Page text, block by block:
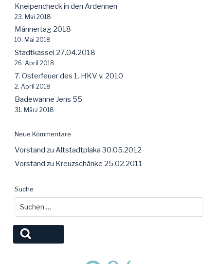
Kneipencheck in den Ardennen
23. Mai 2018
Männertag 2018
10. Mai 2018
Stadtkassel 27.04.2018
26. April 2018
7. Osterfeuer des 1. HKV v. 2010
2. April 2018
Badewanne Jens 55
31. März 2018
Neue Kommentare
Vorstand zu Altstadtplaka 30.05.2012
Vorstand zu Kreuzschänke 25.02.2011
Suche
Suche
nach: